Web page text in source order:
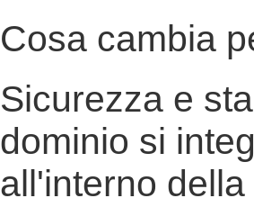
Cosa cambia
Sicurezza e
dominio si
all'interno